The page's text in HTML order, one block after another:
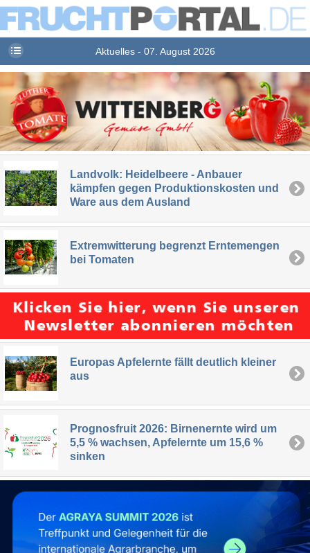
Aktuelles - 07. August 2026
Landvolk: Heidelbeere - Anbauer
kämpfen gegen Produktionskosten und
Ware aus dem Ausland
Extremwitterung begrenzt Erntemengen
bei Tomaten
Europas Apfelernte fällt deutlich kleiner
aus
Prognosfruit 2026: Birnenernte wird um
5,5 % wachsen, Apfelernte um 15,6 %
sinken